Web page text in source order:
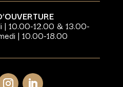
| 10.00-12.00 & 13.00-
| 10.00-18.00